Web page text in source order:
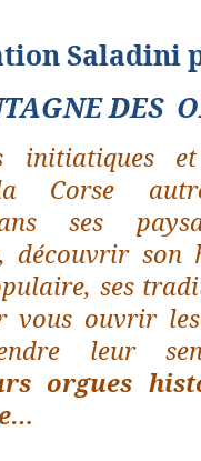
Saladini
DES
initiatiques
Corse
ses
découvrir
ses
vous ouvrir
leur
orgues